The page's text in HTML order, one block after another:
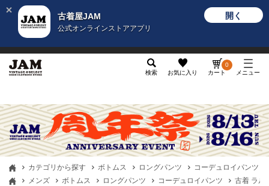
古着屋JAM
公式オンラインストアアプリ
開く
検索 お気に入り カート
0
メニュー
カテゴリから探す ボトムス ロングパンツ
コーデュロイパンツ
メンズ
ボトムス ロングパンツ コーデュロイパンツ
古着 ラル